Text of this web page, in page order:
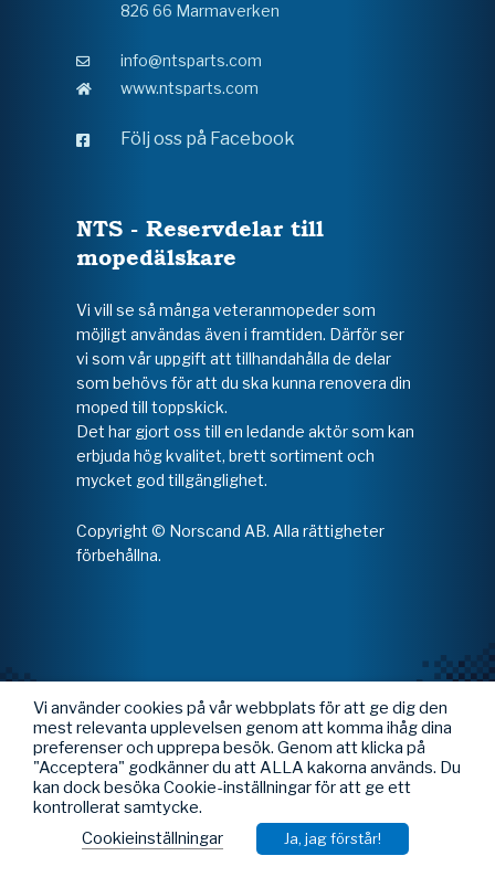
826 66 Marmaverken
info@ntsparts.com
www.ntsparts.com
Följ oss på Facebook
NTS - Reservdelar till
mopedälskare
Vi vill se så många veteranmopeder som
möjligt användas även i framtiden. Därför ser
vi som vår uppgift att tillhandahålla de delar
som behövs för att du ska kunna renovera din
moped till toppskick.
Det har gjort oss till en ledande aktör som kan
erbjuda hög kvalitet, brett sortiment och
mycket god tillgänglighet.
Copyright © Norscand AB. Alla rättigheter
förbehållna.
Vi använder cookies på vår webbplats för att ge dig den
mest relevanta upplevelsen genom att komma ihåg dina
preferenser och upprepa besök. Genom att klicka på
"Acceptera" godkänner du att ALLA kakorna används. Du
kan dock besöka Cookie-inställningar för att ge ett
kontrollerat samtycke.
Cookieinställningar
Ja, jag förstår!